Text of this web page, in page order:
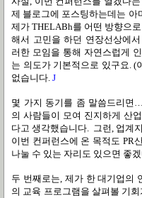
제 블로그에 포스팅하는데는 아
제가 THELABh를 어떤 방향으
해서 고민을 하던 연장선상에
러한 모임을 통해 자연스럽게
는 의도가 기본적으로 있구요. (
없습니다. J
몇 가지 동기를 좀 말씀드리면
의 사람들이 모여 진지하게 산
다고 생각했습니다. 그런, 업계
이번 컨퍼런스에 온 목적도 PR
나눌 수 있는 자리도 있으면 좋
두 번째로는, 제가 한 대기업의
의 교육 프로그램을 살펴볼 기